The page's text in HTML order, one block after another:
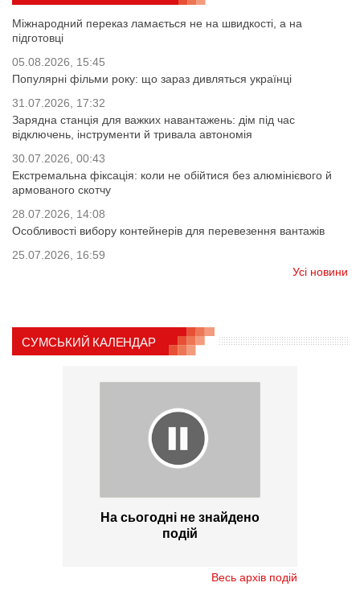
Міжнародний переказ ламається не на швидкості, а на
підготовці
05.08.2026, 15:45
Популярні фільми року: що зараз дивляться українці
31.07.2026, 17:32
Зарядна станція для важких навантажень: дім під час
відключень, інструменти й тривала автономія
30.07.2026, 00:43
Екстремальна фіксація: коли не обійтися без алюмінієвого й
армованого скотчу
28.07.2026, 14:08
Особливості вибору контейнерів для перевезення вантажів
25.07.2026, 16:59
Усі новини
СУМСЬКИЙ КАЛЕНДАР
На сьогодні не знайдено
подій
Весь архів подій